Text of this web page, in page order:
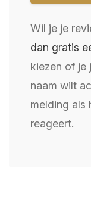
Wil je je
dan gratis
kiezen of je
naam wilt
melding als
reageert.